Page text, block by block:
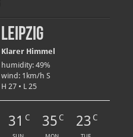
Leipzig
Klarer Himmel
humidity: 49%
wind: 1km/h S
H 27 • L 25
31 C 35 C 23 C